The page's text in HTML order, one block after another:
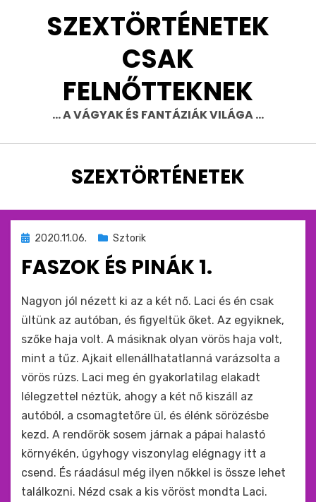
SZEXTÖRTÉNETEK
CSAK
FELNŐTTEKNEK
… A VÁGYAK ÉS FANTÁZIÁK VILÁGA …
CÍMKE
:
SZEXTÖRTÉNETEK
Beküldve
2020.11.06. Sztorik
FASZOK ÉS PINÁK 1.
monkey
Nagyon jól nézett ki az a két nő. Laci és én csak
ültünk az autóban, és figyeltük őket. Az egyiknek,
szőke haja volt. A másiknak olyan vörös haja volt,
mint a tűz. Ajkait ellenállhatatlanná varázsolta a
vörös rúzs. Laci meg én gyakorlatilag elakadt
lélegzettel néztük, ahogy a két nő kiszáll az
autóból, a csomagtetőre ül, és élénk sörözésbe
kezd. A rendőrök sosem járnak a pápai halastó
környékén, úgyhogy viszonylag elégnagy itt a
csend. És ráadásul még ilyen nőkkel is össze lehet
találkozni. Nézd csak a kis vöröst mondta Laci.